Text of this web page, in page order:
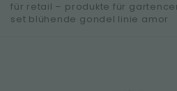
für retail – produkte für
set blühende gondel linie amor